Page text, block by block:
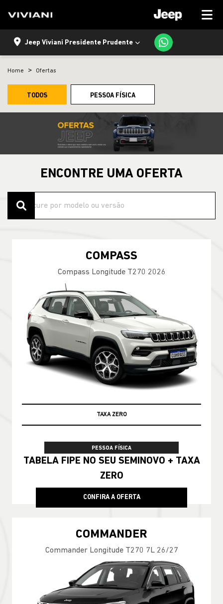
Jeep Viviani Presidente Prudente
Home Ofertas
TODOS PESSOA FÍSICA
ENCONTRE UMA OFERTA
COMPASS
Compass Longitude T270 2026
TAXA ZERO
PESSOA FÍSICA
TABELA FIPE NO SEU SEMINOVO + TAXA
ZERO
CONFIRA A OFERTA
COMMANDER
Commander Longitude T270 7L 26/27